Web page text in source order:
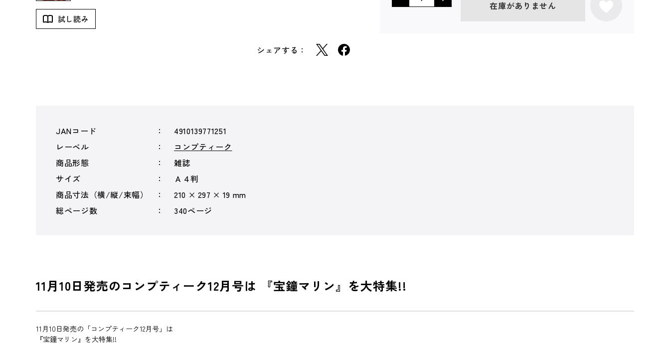
試し読み
シェアする：
在庫がありません
JANコード
4910139771251
レーベル
コンプティーク
商品形態
雑誌
サイズ
Ａ４判
商品寸法（横/縦/束幅）
210 × 297 × 19 mm
総ページ数
340ページ
11月10日発売のコンプティーク12月号は 『宝鐘マリン』を大特集!!
11月10日発売の「コンプティーク12月号」は
『宝鐘マリン』を大特集!!